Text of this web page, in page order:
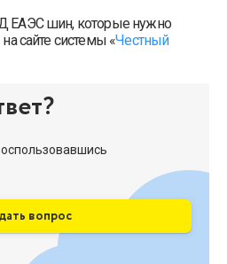
шин, которые нужно
сайте системы «Честный
вопрос